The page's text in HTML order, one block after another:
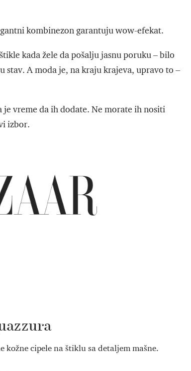
kombinezon garantuju wow-efekat.
kada žele da pošalju jasnu poruku – bilo
stav. A moda je, na kraju krajeva, upravo to –
vreme da ih dodate. Ne morate ih nositi
izbor.
kožne cipele na štiklu sa detaljem mašne.